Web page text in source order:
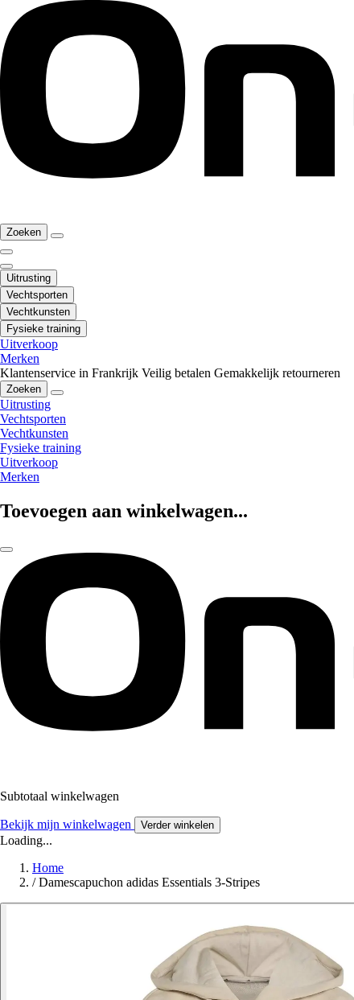
Zoeken
Uitrusting
Vechtsporten
Vechtkunsten
Fysieke training
Uitverkoop
Merken
Klantenservice in Frankrijk Veilig betalen Gemakkelijk retourneren
Zoeken
Uitrusting
Vechtsporten
Vechtkunsten
Fysieke training
Uitverkoop
Merken
Toevoegen aan winkelwagen...
Subtotaal winkelwagen
Bekijk mijn winkelwagen Verder winkelen
Loading...
Home
/ Damescapuchon adidas Essentials 3-Stripes